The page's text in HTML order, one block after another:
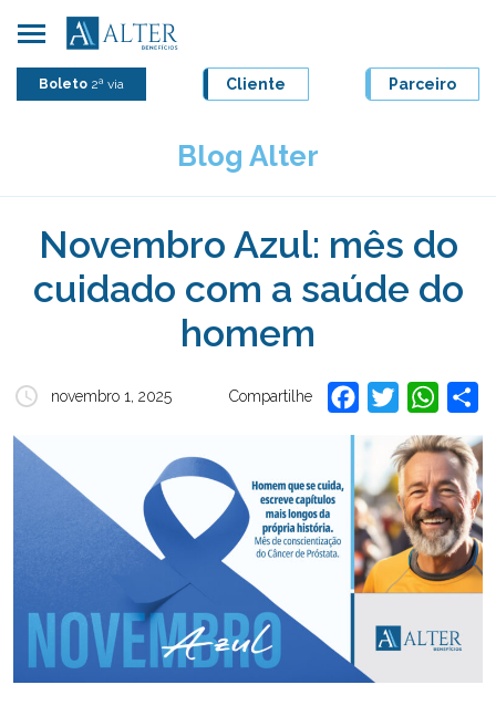
Boleto 2ª via Cliente Parceiro
Blog Alter
Novembro Azul: mês do
cuidado com a saúde do
homem
novembro 1, 2025 Compartilhe Facebook
Twitter